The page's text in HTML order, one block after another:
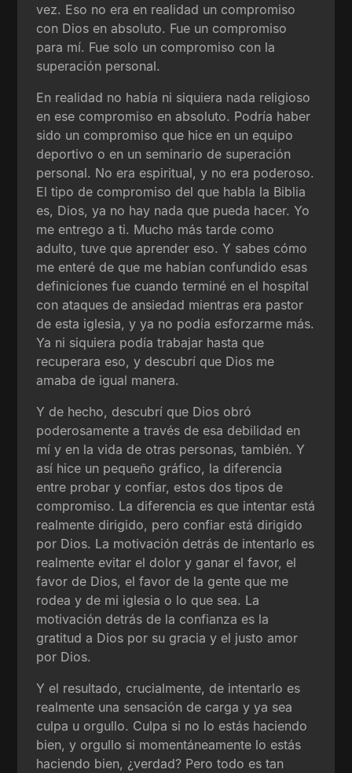
vez. Eso no era en realidad un compromiso
con Dios en absoluto. Fue un compromiso
para mí. Fue solo un compromiso con la
superación personal.
En realidad no había ni siquiera nada religioso
en ese compromiso en absoluto. Podría haber
sido un compromiso que hice en un equipo
deportivo o en un seminario de superación
personal. No era espiritual, y no era poderoso.
El tipo de compromiso del que habla la Biblia
es, Dios, ya no hay nada que pueda hacer. Yo
me entrego a ti. Mucho más tarde como
adulto, tuve que aprender eso. Y sabes cómo
me enteré de que me habían confundido esas
definiciones fue cuando terminé en el hospital
con ataques de ansiedad mientras era pastor
de esta iglesia, y ya no podía esforzarme más.
Ya ni siquiera podía trabajar hasta que
recuperara eso, y descubrí que Dios me
amaba de igual manera.
Y de hecho, descubrí que Dios obró
poderosamente a través de esa debilidad en
mí y en la vida de otras personas, también. Y
así hice un pequeño gráfico, la diferencia
entre probar y confiar, estos dos tipos de
compromiso. La diferencia es que intentar está
realmente dirigido, pero confiar está dirigido
por Dios. La motivación detrás de intentarlo es
realmente evitar el dolor y ganar el favor, el
favor de Dios, el favor de la gente que me
rodea y de mi iglesia o lo que sea. La
motivación detrás de la confianza es la
gratitud a Dios por su gracia y el justo amor
por Dios.
Y el resultado, crucialmente, de intentarlo es
realmente una sensación de carga y ya sea
culpa u orgullo. Culpa si no lo estás haciendo
bien, y orgullo si momentáneamente lo estás
haciendo bien, ¿verdad? Pero todo es tan